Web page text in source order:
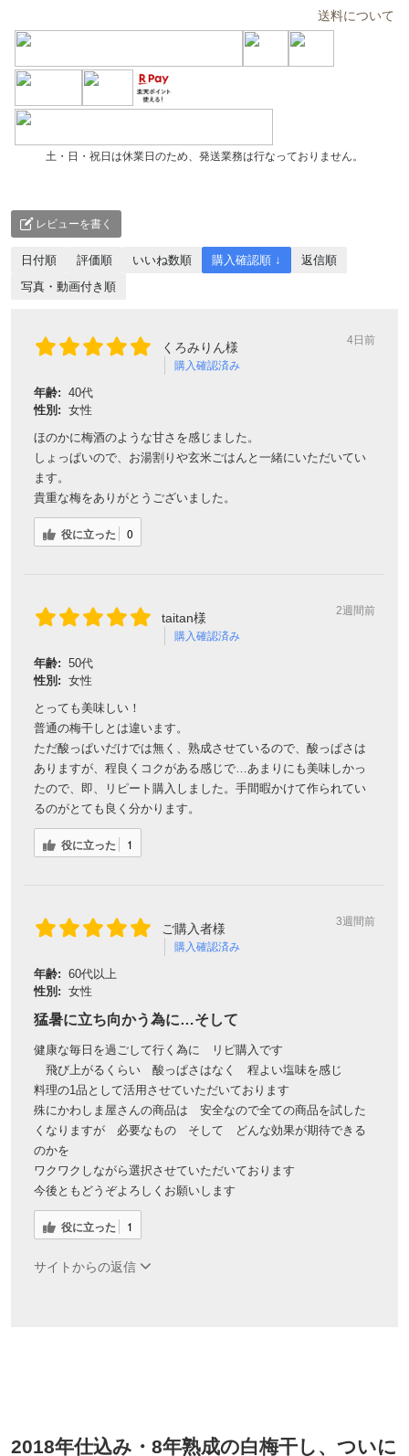
送料について
土・日・祝日は休業日のため、発送業務は行なっておりません。
レビューを書く
日付順 評価順 いいね数順 購入確認順 ↓
返信順
写真・動画付き順
くろみりん様
購入確認済み
4日前
年齢: 40代
性別: 女性
ほのかに梅酒のような甘さを感じました。
しょっぱいので、お湯割りや玄米ごはんと一緒にいただいてい
ます。
貴重な梅をありがとうございました。
役に立った 0
taitan様
購入確認済み
2週間前
年齢: 50代
性別: 女性
とっても美味しい！
普通の梅干しとは違います。
ただ酸っぱいだけでは無く、熟成させているので、酸っぱさは
ありますが、程良くコクがある感じで…あまりにも美味しかっ
たので、即、リピート購入しました。手間暇かけて作られてい
るのがとても良く分かります。
役に立った 1
ご購入者様
購入確認済み
3週間前
年齢: 60代以上
性別: 女性
猛暑に立ち向かう為に…そして
健康な毎日を過ごして行く為に リピ購入です
飛び上がるくらい 酸っぱさはなく 程よい塩味を感じ
料理の1品として活用させていただいております
殊にかわしま屋さんの商品は 安全なので全ての商品を試した
くなりますが 必要なもの そして どんな効果が期待できる
のかを
ワクワクしながら選択させていただいております
今後ともどうぞよろしくお願いします
役に立った 1
サイトからの返信
2018年仕込み・8年熟成の白梅干し、ついに